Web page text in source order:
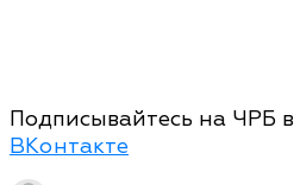
Подписывайтесь на ЧРБ в
ВКонтакте